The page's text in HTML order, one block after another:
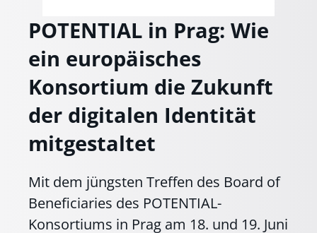
POTENTIAL in Prag: Wie
ein europäisches
Konsortium die Zukunft
der digitalen Identität
mitgestaltet
Mit dem jüngsten Treffen des Board of
Beneficiaries des POTENTIAL-
Konsortiums in Prag am 18. und 19. Juni